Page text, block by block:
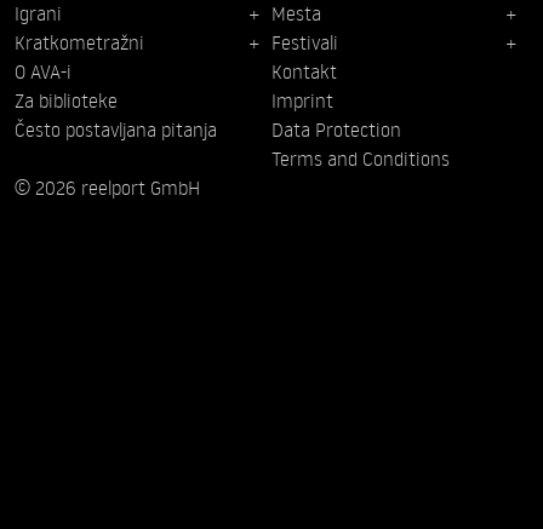
Igrani
Kratkometražni
Mesta
Festivali
O AVA-i
Za biblioteke
Često postavljana pitanja
Kontakt
Imprint
Data Protection
Terms and Conditions
© 2026 reelport GmbH